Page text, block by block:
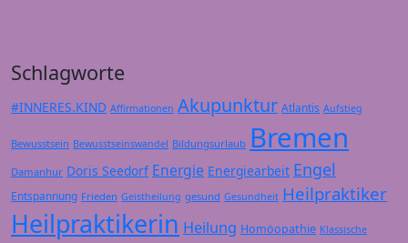
Schlagworte
#INNERES.KIND Affirmationen Akupunktur Atlantis Aufstieg
Bewusstsein Bewusstseinswandel Bildungsurlaub Bremen
Damanhur Doris Seedorf Energie Energiearbeit Engel
Entspannung Frieden Geistheilung gesund Gesundheit Heilpraktiker
Heilpraktikerin Heilung Homöopathie Klassische